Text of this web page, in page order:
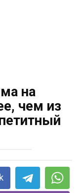
на
чем из